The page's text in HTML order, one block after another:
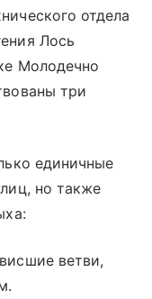
отдела
Лось
Молодечно
три
единичные
но также
ветви,